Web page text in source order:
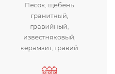
Песок, щебень
гранитный,
гравийный,
известняковый,
керамзит, гравий